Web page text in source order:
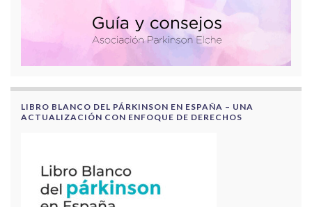
LIBRO BLANCO DEL PÁRKINSON EN ESPAÑA – UNA
ACTUALIZACIÓN CON ENFOQUE DE DERECHOS